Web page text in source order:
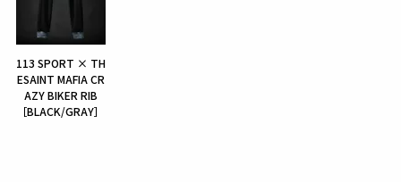
113 SPORT × TH
ESAINT MAFIA CR
AZY BIKER RIB
［BLACK/GRAY］